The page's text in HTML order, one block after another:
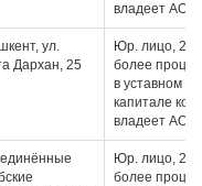
владеет АО
ул.
Дархан, 25
Юр. лицо, 20
более
в уставном
капитале
владеет АО
Юр. лицо, 20
более